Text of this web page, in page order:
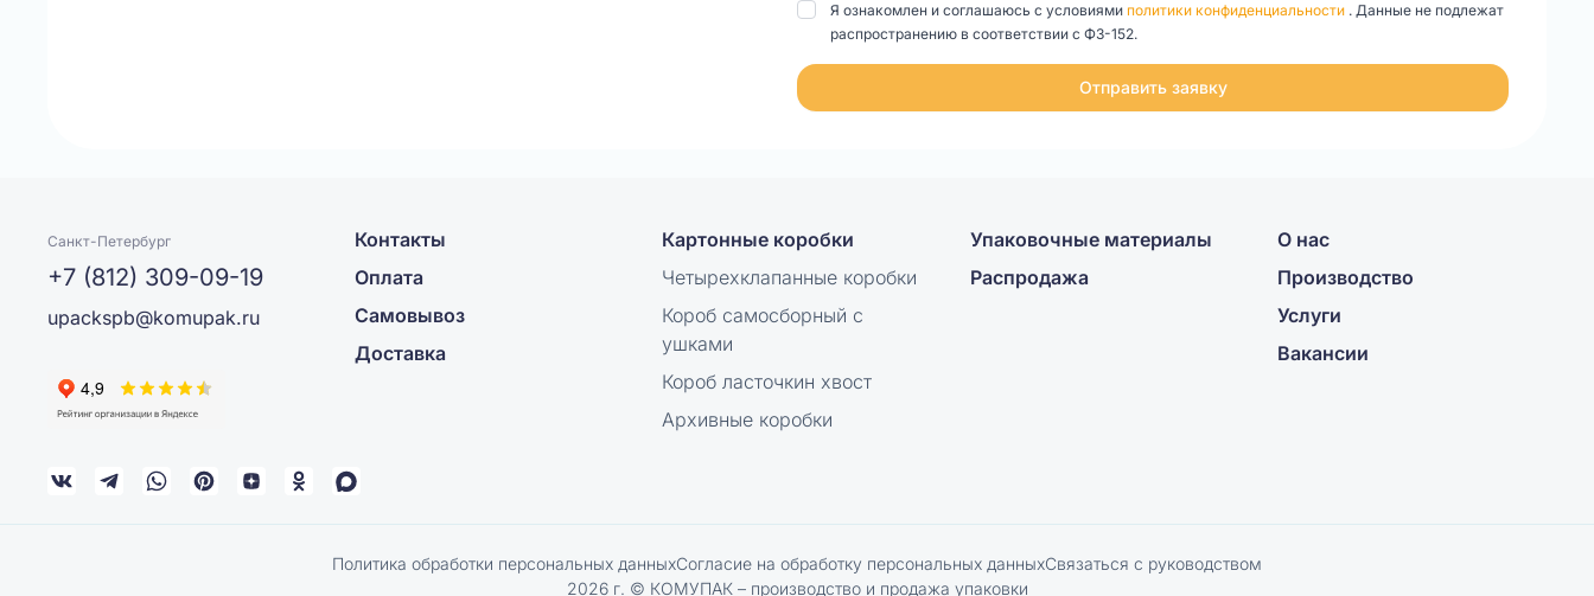
Я ознакомлен и соглашаюсь с условиями политики конфиденциальности . Данные не подлежат
распространению в соответствии с ФЗ-152.
Отправить заявку
Санкт-Петербург
+7 (812) 309-09-19
upackspb@komupak.ru
Контакты
Оплата
Самовывоз
Доставка
Картонные коробки
Четырехклапанные коробки
Короб самосборный с
ушками
Короб ласточкин хвост
Архивные коробки
Упаковочные материалы
Распродажа
О нас
Производство
Услуги
Вакансии
Политика обработки персональных данныхСогласие на обработку персональных данныхСвязаться с руководством
2026 г. © КОМУПАК – производство и продажа упаковки